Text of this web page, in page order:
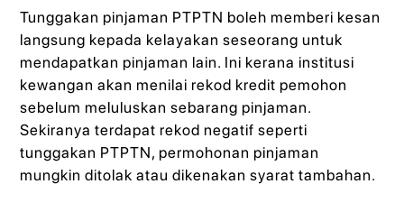
Tunggakan pinjaman PTPTN boleh memberi kesan
langsung kepada kelayakan seseorang untuk
mendapatkan pinjaman lain. Ini kerana institusi
kewangan akan menilai rekod kredit pemohon
sebelum meluluskan sebarang pinjaman.
Sekiranya terdapat rekod negatif seperti
tunggakan PTPTN, permohonan pinjaman
mungkin ditolak atau dikenakan syarat tambahan.